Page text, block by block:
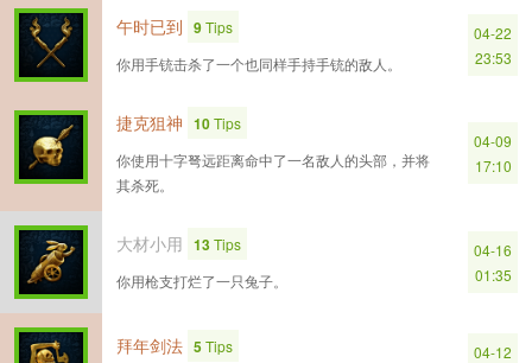
午时已到 9Tips
你用手铳击杀了一个也同样手持手铳的敌人。
04-22
23:53
捷克狙神 10Tips
你使用十字弩远距离命中了一名敌人的头部，并将
其杀死。
04-09
17:10
大材小用 13Tips
你用枪支打烂了一只兔子。
04-16
01:35
拜年剑法 5Tips
04-12